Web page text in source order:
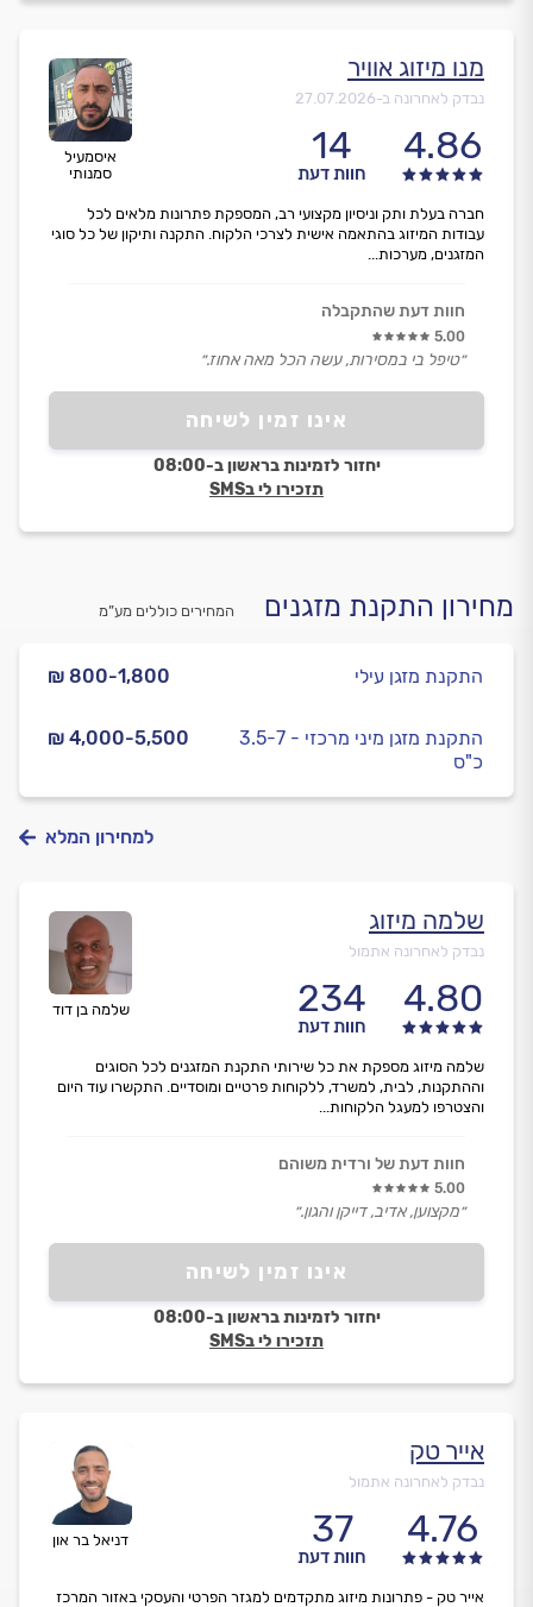
איסמעיל
סמנותי
מנו מיזוג אוויר
נבדק לאחרונה ב-27.07.2026
4.86
14
חוות דעת
אינו זמין לשיחה
יחזור לזמינות בראשון ב-08:00
תזכירו לי בSMS
חברה בעלת ותק וניסיון מקצועי רב, המספקת פתרונות מלאים לכל
עבודות המיזוג בהתאמה אישית לצרכי הלקוח. התקנה ותיקון של כל סוגי
המזגנים, מערכות...
חוות דעת שהתקבלה
5.00
״טיפל בי במסירות, עשה הכל מאה אחוז.״
מחירון התקנת מזגנים המחירים כוללים מע”מ
₪ 800-1,800 התקנת מזגן עילי
₪ 4,000-5,500
התקנת מזגן מיני מרכזי - 3.5-7
כ"ס
למחירון המלא
שלמה בן דוד
שלמה מיזוג
נבדק לאחרונה אתמול
4.80
234
חוות דעת
אינו זמין לשיחה
יחזור לזמינות בראשון ב-08:00
תזכירו לי בSMS
שלמה מיזוג מספקת את כל שירותי התקנת המזגנים לכל הסוגים
וההתקנות, לבית, למשרד, ללקוחות פרטיים ומוסדיים. התקשרו עוד היום
והצטרפו למעגל הלקוחות...
חוות דעת של ורדית משוהם
5.00
״מקצוען, אדיב, דייקן והגון.״
דניאל בר און
אייר טק
נבדק לאחרונה אתמול
4.76
37
חוות דעת
אייר טק - פתרונות מיזוג מתקדמים למגזר הפרטי והעסקי באזור המרכז